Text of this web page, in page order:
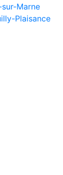
Marne
Plaisance